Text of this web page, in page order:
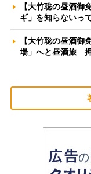
【大竹聡の昼酒御
ギ」を知らない
【大竹聡の昼酒御
場」へと昼酒旅